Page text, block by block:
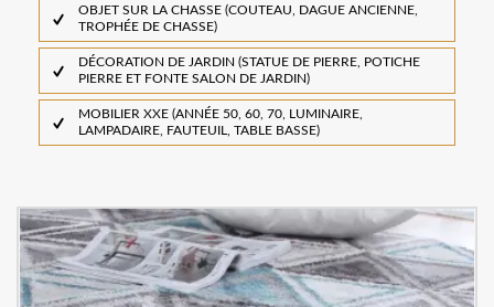
OBJET SUR LA CHASSE (COUTEAU, DAGUE ANCIENNE,
TROPHÉE DE CHASSE)
DÉCORATION DE JARDIN (STATUE DE PIERRE, POTICHE
PIERRE ET FONTE SALON DE JARDIN)
MOBILIER XXE (ANNÉE 50, 60, 70, LUMINAIRE,
LAMPADAIRE, FAUTEUIL, TABLE BASSE)